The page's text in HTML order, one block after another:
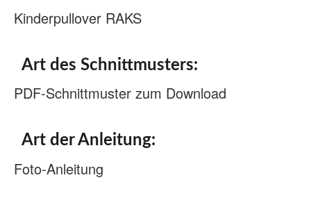
Kinderpullover RAKS
Art des Schnittmusters:
PDF-Schnittmuster zum Download
Art der Anleitung:
Foto-Anleitung